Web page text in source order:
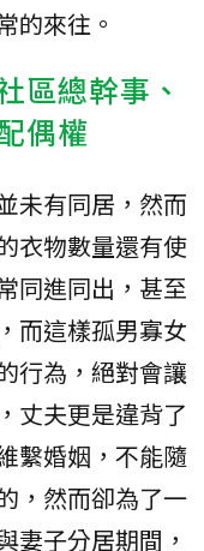
的來往。
區總幹事、
偶權
未有同居，然而
衣物數量還有使
同進同出，甚至
而這樣孤男寡女
行為，絕對會讓
丈夫更是違背了
繫婚姻，不能隨
，然而卻為了一
妻子分居期間，